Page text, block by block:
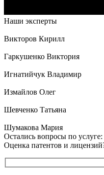
Наши эксперты
Викторов Кирилл
Гаркушенко Виктория
Игнатийчук Владимир
Измайлов Олег
Шевченко Татьяна
Шумакова Мария
Остались вопросы по услуге:
Оценка патентов и